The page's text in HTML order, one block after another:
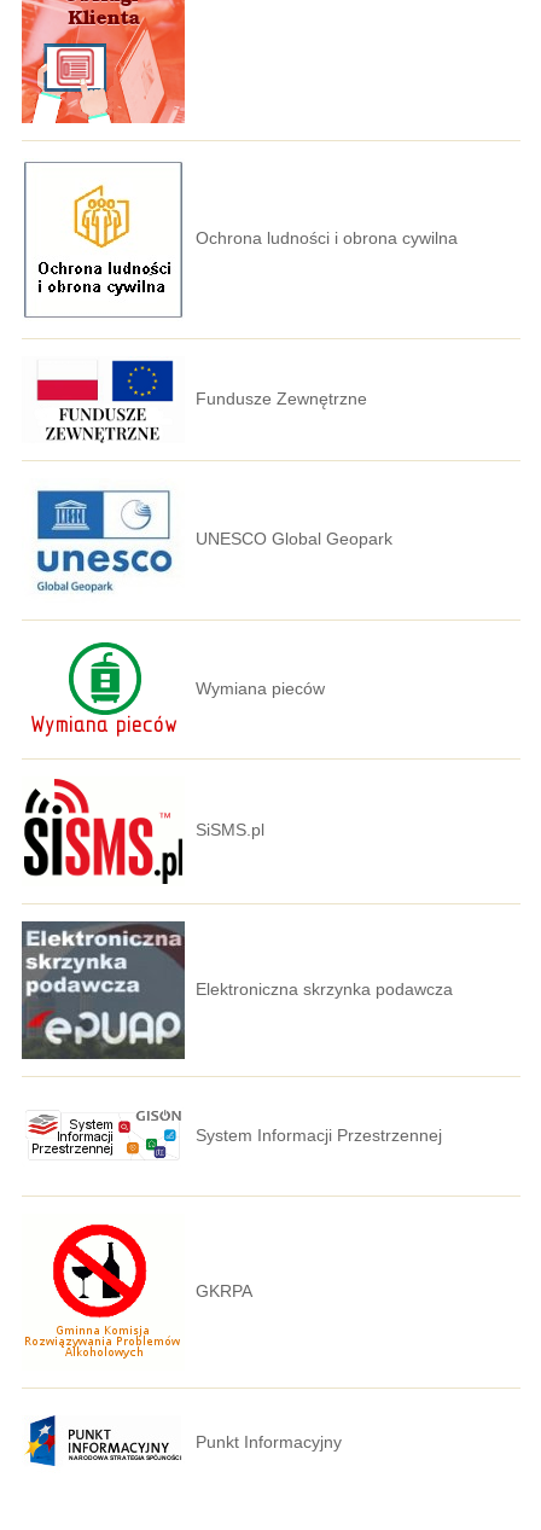
Ochrona ludności i obrona cywilna
Fundusze Zewnętrzne
UNESCO Global Geopark
Wymiana pieców
SiSMS.pl
Elektroniczna skrzynka podawcza
System Informacji Przestrzennej
GKRPA
Punkt Informacyjny